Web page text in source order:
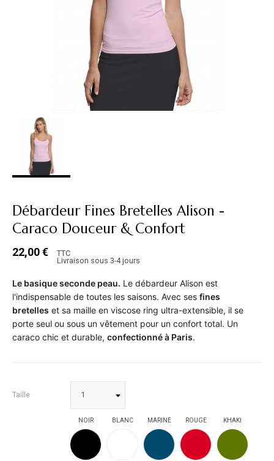
Débardeur Fines Bretelles Alison -
Caraco Douceur & Confort
22,00 €
TTC
Livraison sous 3-4 jours
Le basique seconde peau. Le débardeur Alison est
l'indispensable de toutes les saisons. Avec ses fines
bretelles et sa maille en viscose ring ultra-extensible, il se
porte seul ou sous un vêtement pour un confort total. Un
caraco chic et durable, confectionné à Paris.
Taille
NOIR
NOIR
BLANC MARINE
MARINE
ROUGE
ROUGE
KHAKI
KHAKI